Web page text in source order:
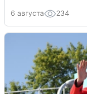
6 августа 234